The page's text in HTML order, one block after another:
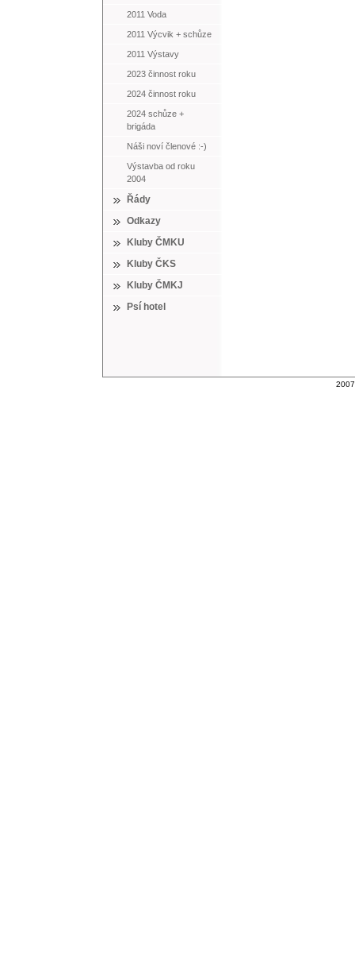
2011 Voda
2011 Výcvik + schůze
2011 Výstavy
2023 činnost roku
2024 činnost roku
2024 schůze +
brigáda
Náši noví členové :-)
Výstavba od roku
2004
Řády
Odkazy
Kluby ČMKU
Kluby ČKS
Kluby ČMKJ
Psí hotel